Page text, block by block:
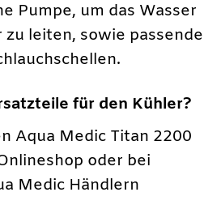
Pumpe, um das Wasser
leiten, sowie passende
für den Kühler?
Aqua Medic Titan 2200
oder bei
Medic Händlern